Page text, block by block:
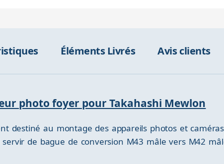
Éléments Livrés Avis clients
photo foyer pour Takahashi Mewlon
destiné au montage des appareils photos et
de bague de conversion M43 mâle vers M42